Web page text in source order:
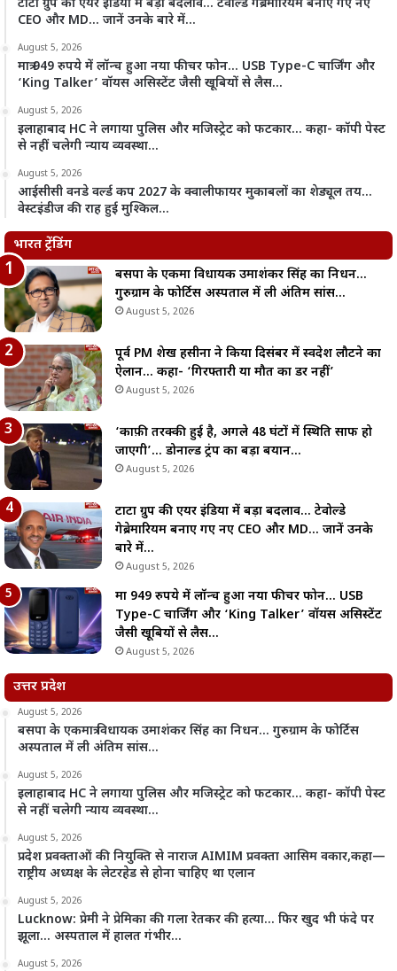
टाटा ग्रुप की एयर इंडिया में बड़ा बदलाव… टेवोल्डे गेब्रेमारियम बनाए गए नए
CEO और MD… जानें उनके बारे में…
August 5, 2026
मात्र 949 रुपये में लॉन्च हुआ नया फीचर फोन… USB Type-C चार्जिंग और
‘King Talker’ वॉयस असिस्टेंट जैसी खूबियों से लैस…
August 5, 2026
इलाहाबाद HC ने लगाया पुलिस और मजिस्ट्रेट को फटकार… कहा- कॉपी पेस्ट
से नहीं चलेगी न्याय व्यवस्था…
August 5, 2026
आईसीसी वनडे वर्ल्ड कप 2027 के क्वालीफायर मुकाबलों का शेड्यूल तय…
वेस्टइंडीज की राह हुई मुश्किल…
भारत ट्रेंडिंग
बसपा के एकमात्र विधायक उमाशंकर सिंह का निधन…
गुरुग्राम के फोर्टिस अस्पताल में ली अंतिम सांस…
August 5, 2026
पूर्व PM शेख हसीना ने किया दिसंबर में स्वदेश लौटने का
ऐलान… कहा- ‘गिरफ्तारी या मौत का डर नहीं’
August 5, 2026
‘काफ़ी तरक्की हुई है, अगले 48 घंटों में स्थिति साफ हो
जाएगी’… डोनाल्ड ट्रंप का बड़ा बयान…
August 5, 2026
टाटा ग्रुप की एयर इंडिया में बड़ा बदलाव… टेवोल्डे
गेब्रेमारियम बनाए गए नए CEO और MD… जानें उनके
बारे में…
August 5, 2026
मात्र 949 रुपये में लॉन्च हुआ नया फीचर फोन… USB
Type-C चार्जिंग और ‘King Talker’ वॉयस असिस्टेंट
जैसी खूबियों से लैस…
August 5, 2026
उत्तर प्रदेश
August 5, 2026
बसपा के एकमात्र विधायक उमाशंकर सिंह का निधन… गुरुग्राम के फोर्टिस
अस्पताल में ली अंतिम सांस…
August 5, 2026
इलाहाबाद HC ने लगाया पुलिस और मजिस्ट्रेट को फटकार… कहा- कॉपी पेस्ट
से नहीं चलेगी न्याय व्यवस्था…
August 5, 2026
प्रदेश प्रवक्ताओं की नियुक्ति से नाराज AIMIM प्रवक्ता आसिम वकार,कहा—
राष्ट्रीय अध्यक्ष के लेटरहेड से होना चाहिए था एलान
August 5, 2026
Lucknow: प्रेमी ने प्रेमिका की गला रेतकर की हत्या… फिर खुद भी फंदे पर
झूला… अस्पताल में हालत गंभीर…
August 5, 2026